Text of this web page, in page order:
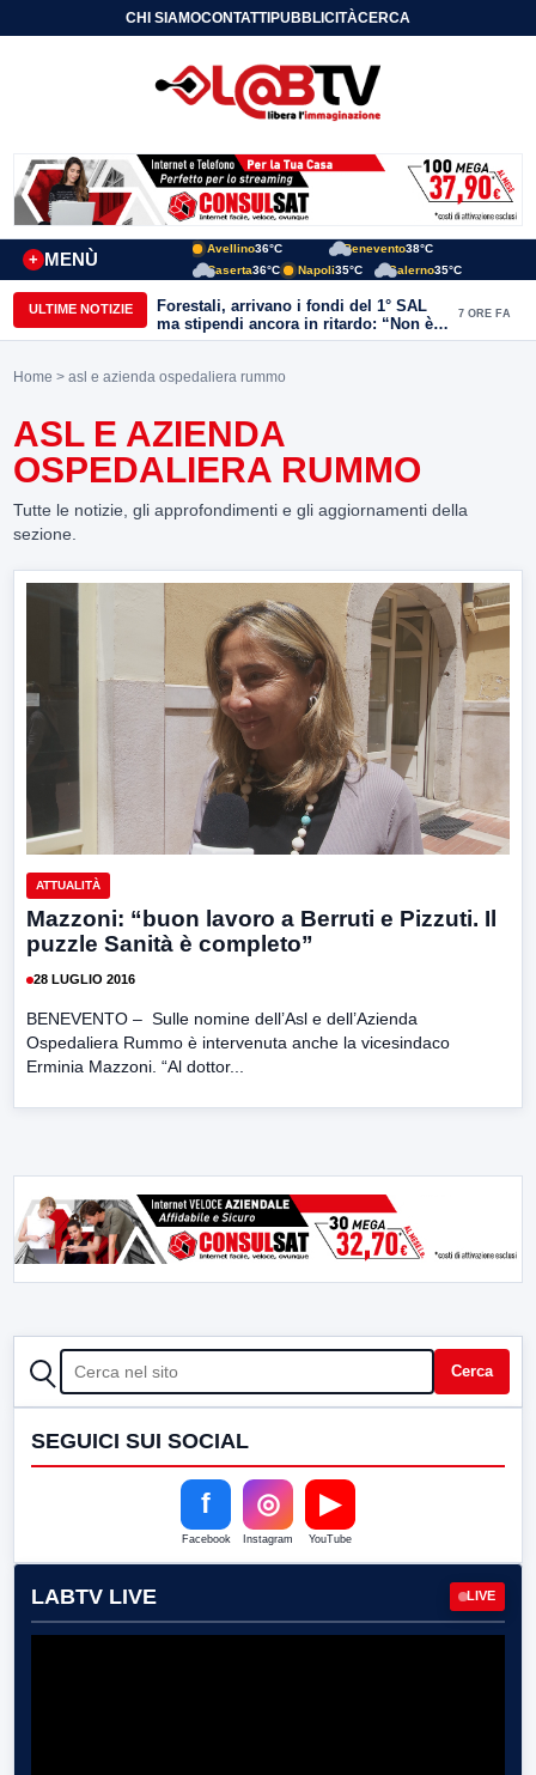
CHI SIAMOCONTATTIPUBBLICITÀCERCA
MENÙ
+
Avellino36°C Benevento38°C
Caserta36°C Napoli35°C Salerno35°C
ULTIME NOTIZIE
Forestali, arrivano i fondi del 1° SAL
ma stipendi ancora in ritardo: “Non è
più sostenibile”
7 ORE FA
Home > asl e azienda ospedaliera rummo
ASL E AZIENDA
OSPEDALIERA RUMMO
Tutte le notizie, gli approfondimenti e gli aggiornamenti della
sezione.
ATTUALITÀ
Mazzoni: “buon lavoro a Berruti e Pizzuti. Il
puzzle Sanità è completo”
28 LUGLIO 2016
BENEVENTO – Sulle nomine dell’Asl e dell’Azienda
Ospedaliera Rummo è intervenuta anche la vicesindaco
Erminia Mazzoni. “Al dottor...
CERCA Cerca
SEGUICI SUI SOCIAL
f
Facebook
◎
Instagram
▶
YouTube
LABTV LIVE LIVE